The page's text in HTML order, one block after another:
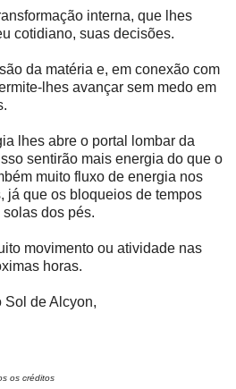
interna, que lhes
cotidiano, suas decisões.
da matéria e, em conexão com
lhes avançar sem medo em
lhes abre o portal lombar da
sentirão mais energia do que o
muito fluxo de energia nos
já que os bloqueios de tempos
dos pés.
movimento ou atividade nas
horas.
Sol de Alcyon,
os créditos